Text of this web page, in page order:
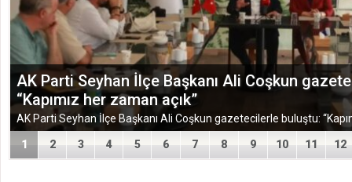
TÜGEM Adana Temmuz Ayı Toplantısında Yol
1 2 3 4 5 6 7 8 9 10 11 12